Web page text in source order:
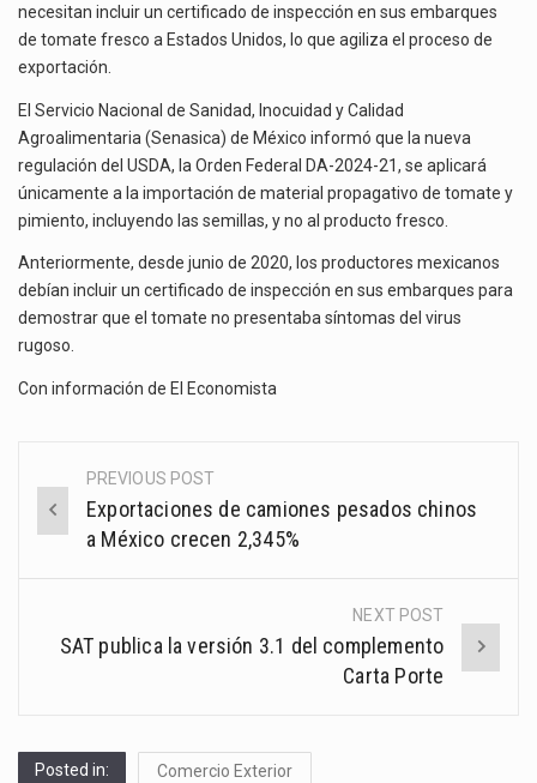
necesitan incluir un certificado de inspección en sus embarques
de tomate fresco a Estados Unidos, lo que agiliza el proceso de
exportación.
El Servicio Nacional de Sanidad, Inocuidad y Calidad
Agroalimentaria (Senasica) de México informó que la nueva
regulación del USDA, la Orden Federal DA-2024-21, se aplicará
únicamente a la importación de material propagativo de tomate y
pimiento, incluyendo las semillas, y no al producto fresco.
Anteriormente, desde junio de 2020, los productores mexicanos
debían incluir un certificado de inspección en sus embarques para
demostrar que el tomate no presentaba síntomas del virus
rugoso.
Con información de El Economista
Post
navigation
PREVIOUS POST
Exportaciones de camiones pesados chinos
a México crecen 2,345%
NEXT POST
SAT publica la versión 3.1 del complemento
Carta Porte
Posted in: Comercio Exterior